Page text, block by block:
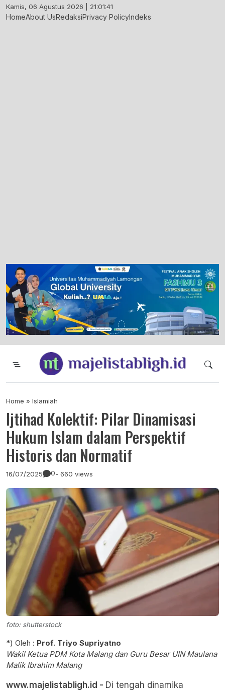
Skip
to
Kamis, 06 Agustus 2026 | 21:01:42
HomeAbout UsRedaksiPrivacy PolicyIndeks
Majelis Tabligh Muhammadiyah
Syiar Dakwah Islam Berkemajuan dan
Home » Islamiah
Ijtihad Kolektif: Pilar Dinamisasi
Hukum Islam dalam Perspektif
Historis dan Normatif
16/07/2025 0- 660 views
foto: shutterstock
*) Oleh : Prof. Triyo Supriyatno
Wakil Ketua PDM Kota Malang dan Guru Besar UIN Maulana
Malik Ibrahim Malang
www.majelistabligh.id - Di tengah dinamika